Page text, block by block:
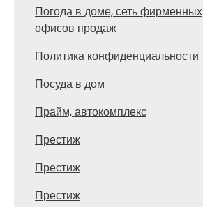
Погода в доме, сеть фирменных
офисов продаж
Политика конфиденциальности
Посуда в дом
Прайм, автокомплекс
Престиж
Престиж
Престиж